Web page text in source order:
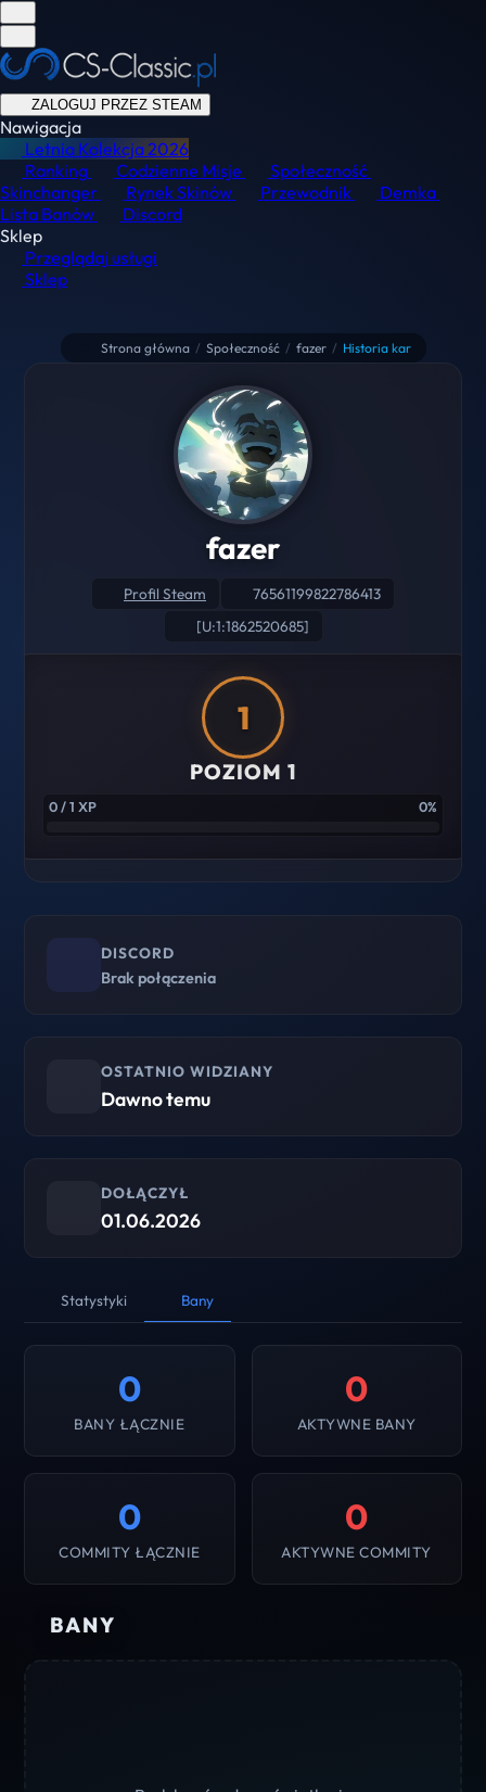
ZALOGUJ PRZEZ STEAM
Nawigacja
Letnia Kolekcja2026
Ranking
Codzienne Misje
Społeczność
Skinchanger
Rynek Skinów Przewodnik
Demka
Lista Banów
Discord
Sklep
Przeglądaj usługi
Sklep
Strona główna / Społeczność / fazer / Historia kar
fazer
Profil Steam
76561199822786413
[U:1:1862520685]
1
POZIOM 1
0 / 1 XP 0%
DISCORD
Brak połączenia
OSTATNIO WIDZIANY
Dawno temu
DOŁĄCZYŁ
01.06.2026
Statystyki Bany
0
BANY ŁĄCZNIE
0
AKTYWNE BANY
0
COMMITY ŁĄCZNIE
0
AKTYWNE COMMITY
BANY